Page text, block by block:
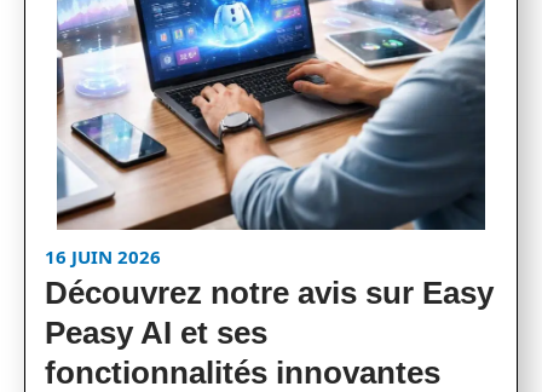
16 JUIN 2026
Découvrez notre avis sur Easy
Peasy AI et ses
fonctionnalités innovantes